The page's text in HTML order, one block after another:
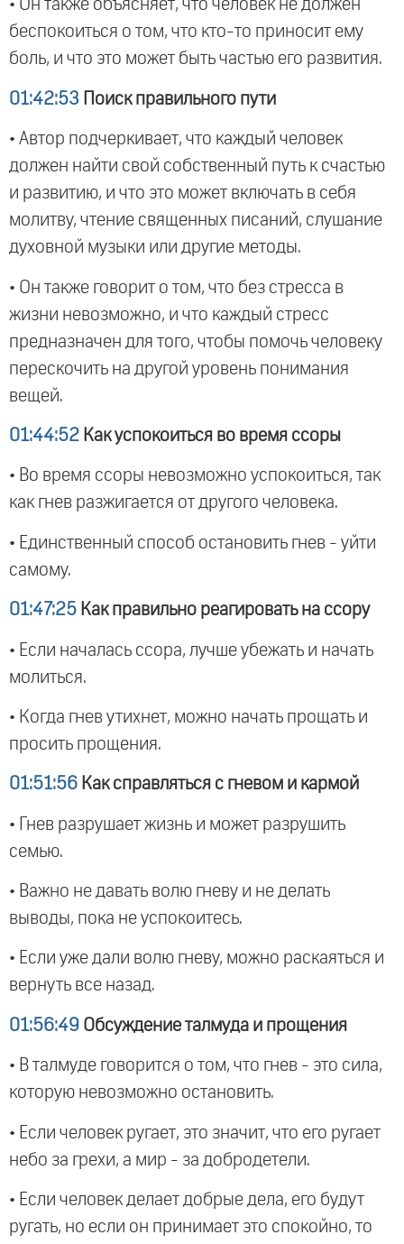
• Он также объясняет, что человек не должен
беспокоиться о том, что кто-то приносит ему
боль, и что это может быть частью его развития.
01:42:53 Поиск правильного пути
• Автор подчеркивает, что каждый человек
должен найти свой собственный путь к счастью
и развитию, и что это может включать в себя
молитву, чтение священных писаний, слушание
духовной музыки или другие методы.
• Он также говорит о том, что без стресса в
жизни невозможно, и что каждый стресс
предназначен для того, чтобы помочь человеку
перескочить на другой уровень понимания
вещей.
01:44:52 Как успокоиться во время ссоры
• Во время ссоры невозможно успокоиться, так
как гнев разжигается от другого человека.
• Единственный способ остановить гнев - уйти
самому.
01:47:25 Как правильно реагировать на ссору
• Если началась ссора, лучше убежать и начать
молиться.
• Когда гнев утихнет, можно начать прощать и
просить прощения.
01:51:56 Как справляться с гневом и кармой
• Гнев разрушает жизнь и может разрушить
семью.
• Важно не давать волю гневу и не делать
выводы, пока не успокоитесь.
• Если уже дали волю гневу, можно раскаяться и
вернуть все назад.
01:56:49 Обсуждение талмуда и прощения
• В талмуде говорится о том, что гнев - это сила,
которую невозможно остановить.
• Если человек ругает, это значит, что его ругает
небо за грехи, а мир - за добродетели.
• Если человек делает добрые дела, его будут
ругать, но если он принимает это спокойно, то